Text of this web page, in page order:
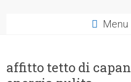
Menu
affitto tetto di